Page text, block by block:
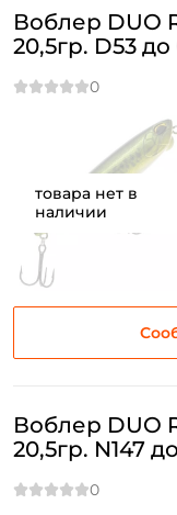
товара нет в
наличии
Воблер DUO
20,5гр. D53
Воблер DUO
20,5гр. N147